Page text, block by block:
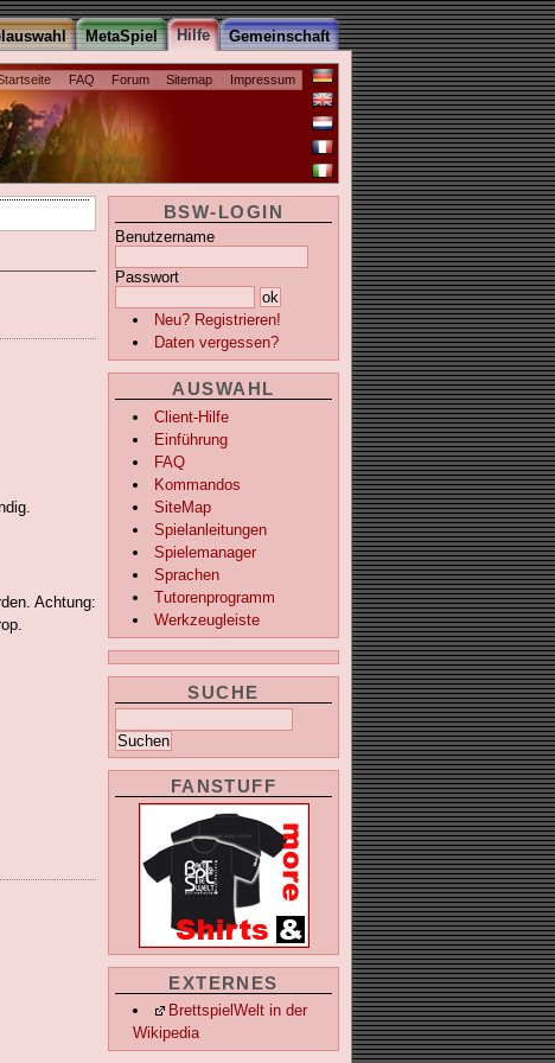
FAQ Forum Sitemap Impressum
Gemeinschaft
Hilfe
MetaSpiel
BSW-LOGIN
Benutzername
Passwort
Neu? Registrieren!
Daten vergessen?
AUSWAHL
Client-Hilfe
Einführung
FAQ
Kommandos
SiteMap
Spielanleitungen
Spielemanager
Sprachen
Tutorenprogramm
Werkzeugleiste
SUCHE
FANSTUFF
EXTERNES
BrettspielWelt in der
Wikipedia
Achtung: